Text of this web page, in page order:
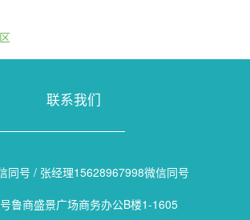
联系我们
同号 / 张经理15628967998微信同号
鲁商盛景广场商务办公B楼1-1605